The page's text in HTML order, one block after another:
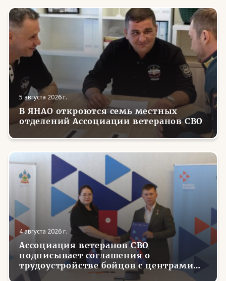
5 августа 2026 г.
В ЯНАО откроются семь местных
отделений Ассоциации ветеранов СВО
4 августа 2026 г.
Ассоциация ветеранов СВО
подписывает соглашения о
трудоустройстве бойцов с центрами
занятости в регионах России